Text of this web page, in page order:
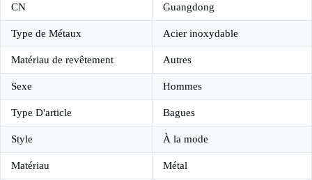
CN Guangdong
Type de Métaux Acier inoxydable
Matériau de revêtement Autres
Sexe Hommes
Type D'article Bagues
Style À la mode
Matériau Métal